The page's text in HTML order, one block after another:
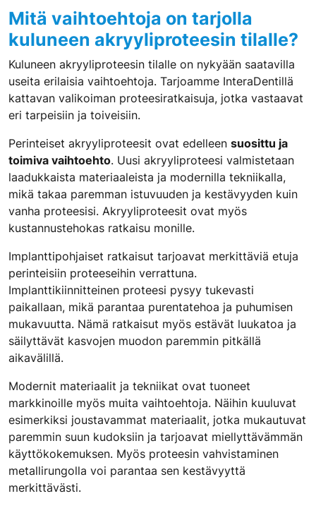
Mitä vaihtoehtoja on tarjolla
kuluneen akryyliproteesin tilalle?
Kuluneen akryyliproteesin tilalle on nykyään saatavilla
useita erilaisia vaihtoehtoja. Tarjoamme InteraDentillä
kattavan valikoiman proteesiratkaisuja, jotka vastaavat
eri tarpeisiin ja toiveisiin.
Perinteiset akryyliproteesit ovat edelleen suosittu ja
toimiva vaihtoehto. Uusi akryyliproteesi valmistetaan
laadukkaista materiaaleista ja modernilla tekniikalla,
mikä takaa paremman istuvuuden ja kestävyyden kuin
vanha proteesisi. Akryyliproteesit ovat myös
kustannustehokas ratkaisu monille.
Implanttipohjaiset ratkaisut tarjoavat merkittäviä etuja
perinteisiin proteeseihin verrattuna.
Implanttikiinnitteinen proteesi pysyy tukevasti
paikallaan, mikä parantaa purentatehoa ja puhumisen
mukavuutta. Nämä ratkaisut myös estävät luukatoa ja
säilyttävät kasvojen muodon paremmin pitkällä
aikavälillä.
Modernit materiaalit ja tekniikat ovat tuoneet
markkinoille myös muita vaihtoehtoja. Näihin kuuluvat
esimerkiksi joustavammat materiaalit, jotka mukautuvat
paremmin suun kudoksiin ja tarjoavat miellyttävämmän
käyttökokemuksen. Myös proteesin vahvistaminen
metallirungolla voi parantaa sen kestävyyttä
merkittävästi.